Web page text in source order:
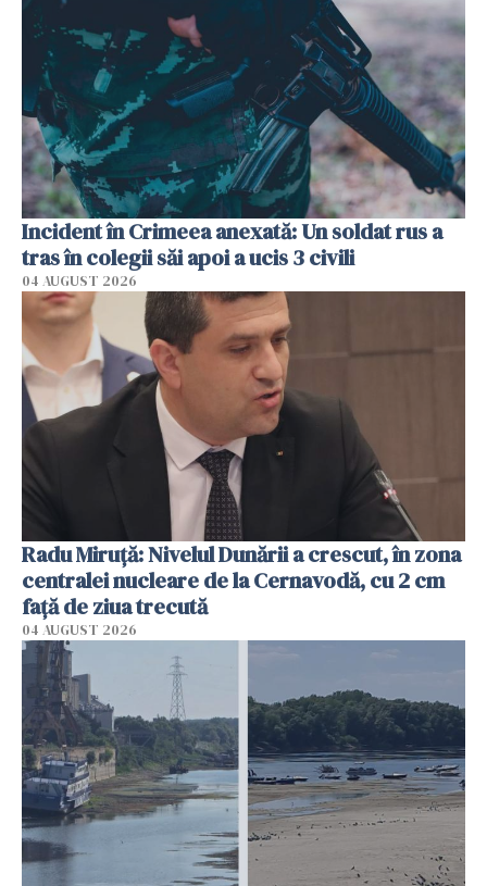
Incident în Crimeea anexată: Un soldat rus a
tras în colegii săi apoi a ucis 3 civili
04 AUGUST 2026
Radu Miruţă: Nivelul Dunării a crescut, în zona
centralei nucleare de la Cernavodă, cu 2 cm
faţă de ziua trecută
04 AUGUST 2026